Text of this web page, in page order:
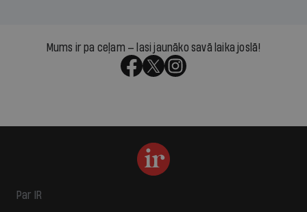
Mums ir pa ceļam — lasi jaunāko savā laika joslā!
Par IR